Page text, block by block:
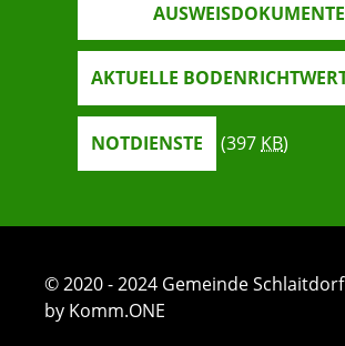
AUSWEISDOKUMENTE
AKTUELLE
NOTDIENSTE (397 KB)
© 2020 - 2024 Gemeinde
by Komm.ONE